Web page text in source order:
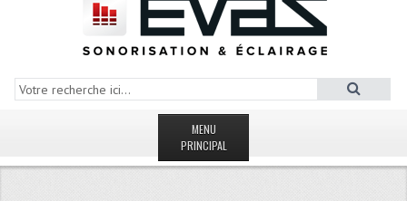
MENU
PRINCIPAL